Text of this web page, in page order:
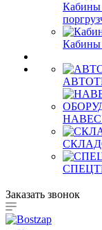
Кабины
Кабины
Заказать звонок